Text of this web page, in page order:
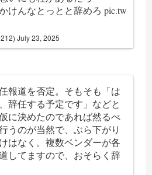
けんなとっとと辞めろpic.tw
July 23, 2025
報道を否定。そもそも「は
辞任する予定です」などと
に決めたのであれば然るべ
うのが当然で、ぶら下がり
はなく。複数ベンダーが各
してますので、おそらく辞